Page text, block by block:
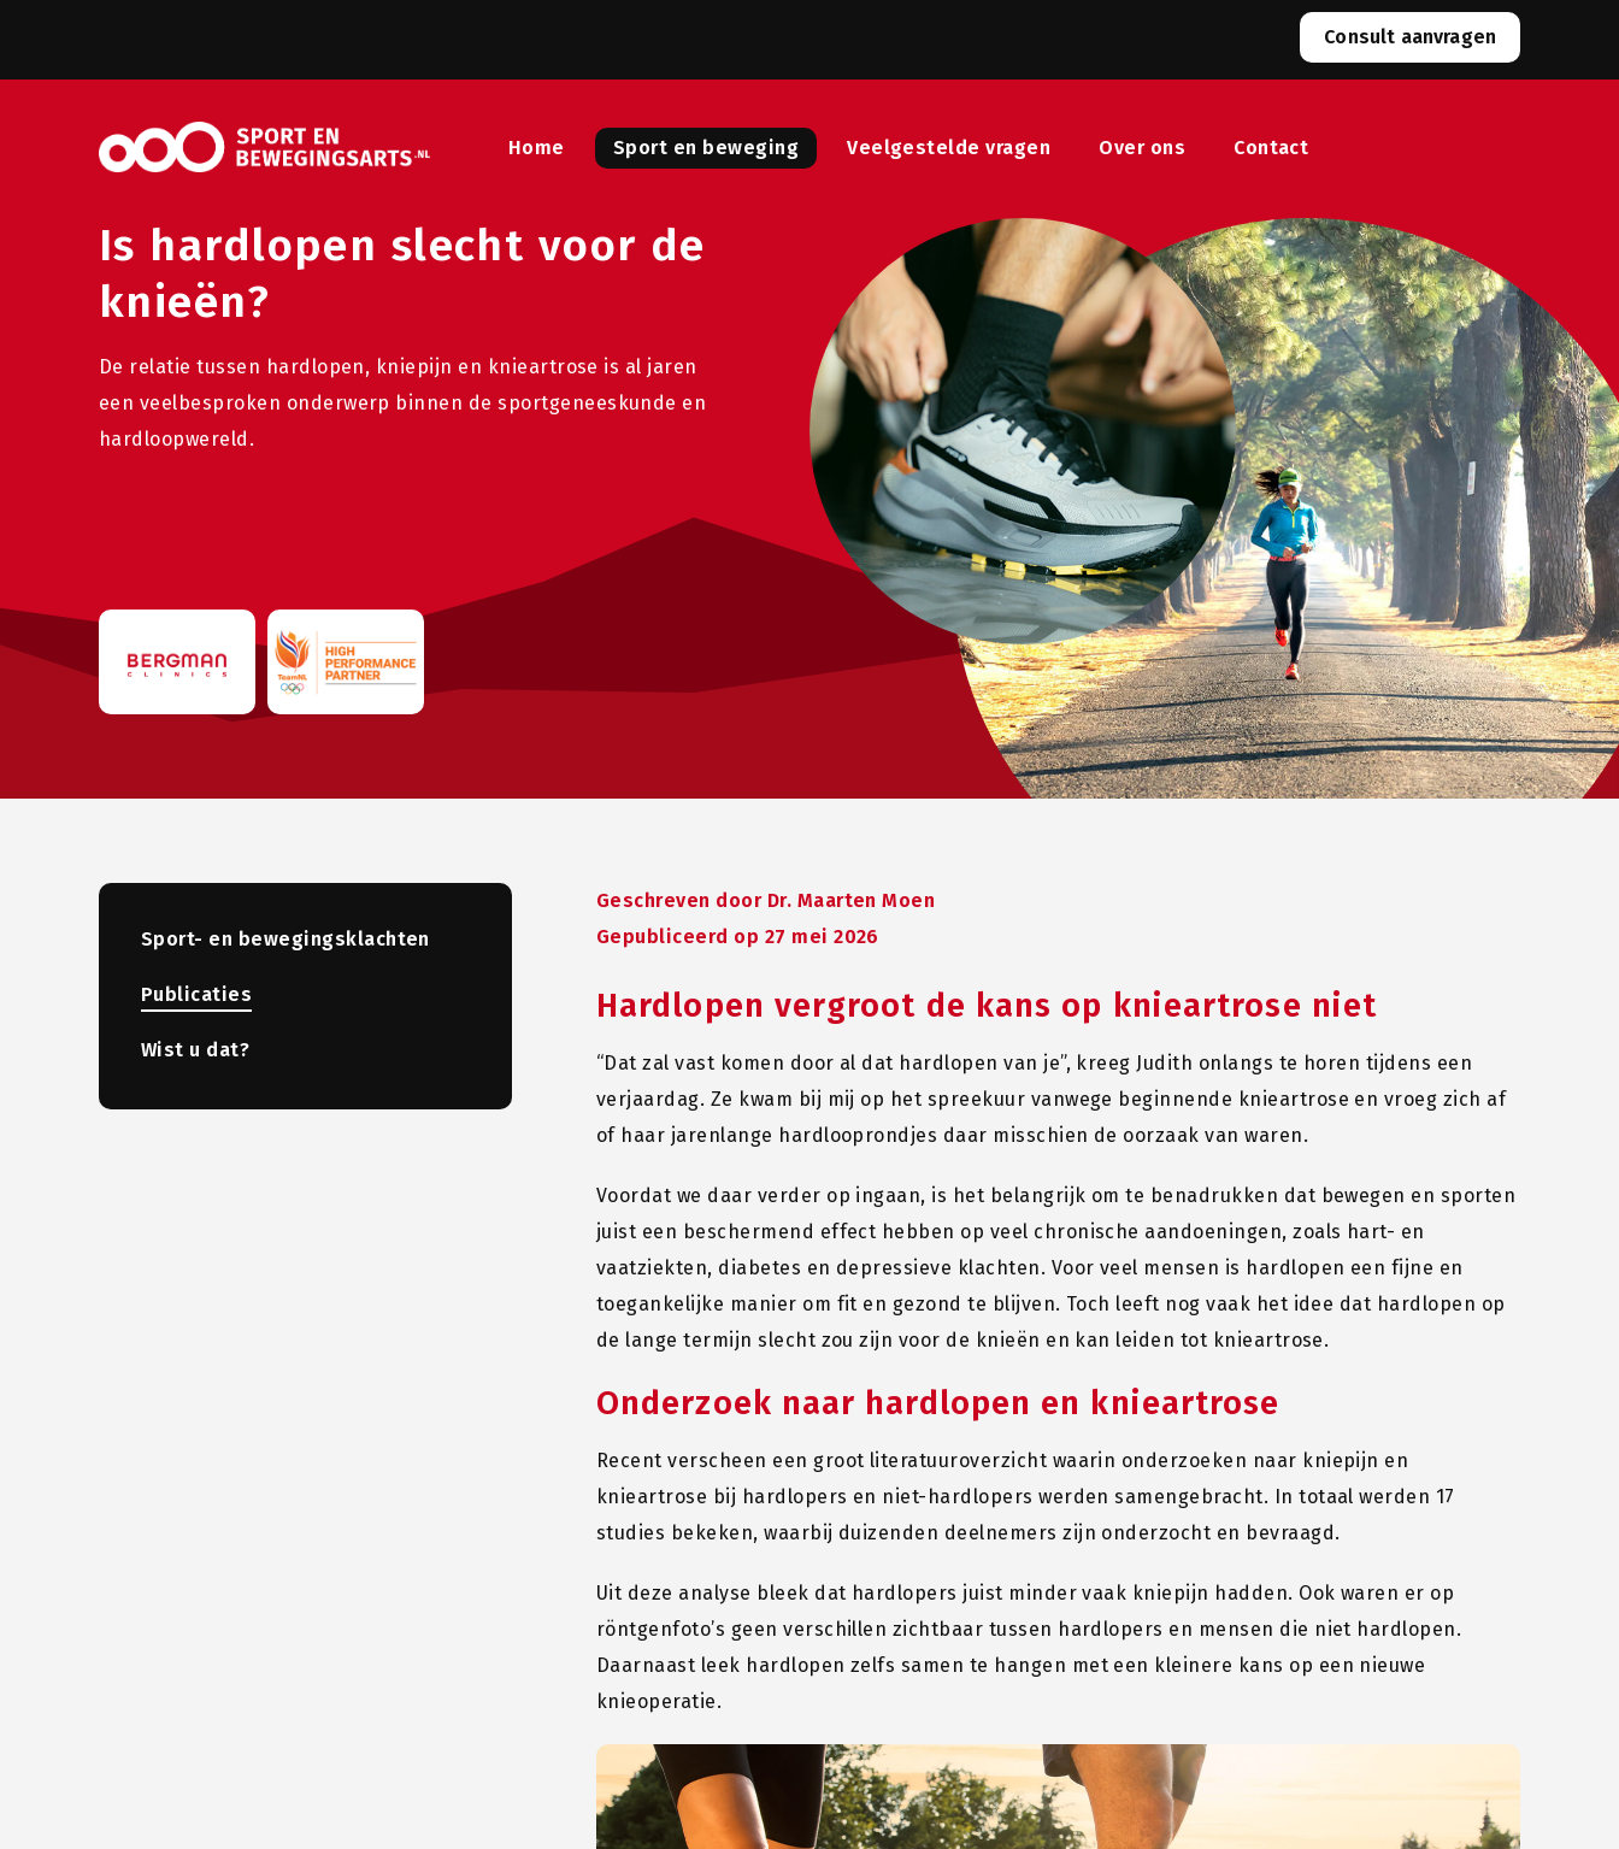
Consult aanvragen
Home Sport en beweging Veelgestelde vragen Over ons Contact
Is hardlopen slecht voor de
knieën?
De relatie tussen hardlopen, kniepijn en knieartrose is al jaren
een veelbesproken onderwerp binnen de sportgeneeskunde en
hardloopwereld.
Sport- en bewegingsklachten
Publicaties
Wist u dat?
Geschreven door Dr. Maarten Moen
Gepubliceerd op 27 mei 2026
Hardlopen vergroot de kans op knieartrose niet
“Dat zal vast komen door al dat hardlopen van je”, kreeg Judith onlangs te horen tijdens een
verjaardag. Ze kwam bij mij op het spreekuur vanwege beginnende knieartrose en vroeg zich af
of haar jarenlange hardlooprondjes daar misschien de oorzaak van waren.
Voordat we daar verder op ingaan, is het belangrijk om te benadrukken dat bewegen en sporten
juist een beschermend effect hebben op veel chronische aandoeningen, zoals hart- en
vaatziekten, diabetes en depressieve klachten. Voor veel mensen is hardlopen een fijne en
toegankelijke manier om fit en gezond te blijven. Toch leeft nog vaak het idee dat hardlopen op
de lange termijn slecht zou zijn voor de knieën en kan leiden tot knieartrose.
Onderzoek naar hardlopen en knieartrose
Recent verscheen een groot literatuuroverzicht waarin onderzoeken naar kniepijn en
knieartrose bij hardlopers en niet-hardlopers werden samengebracht. In totaal werden 17
studies bekeken, waarbij duizenden deelnemers zijn onderzocht en bevraagd.
Uit deze analyse bleek dat hardlopers juist minder vaak kniepijn hadden. Ook waren er op
röntgenfoto’s geen verschillen zichtbaar tussen hardlopers en mensen die niet hardlopen.
Daarnaast leek hardlopen zelfs samen te hangen met een kleinere kans op een nieuwe
knieoperatie.